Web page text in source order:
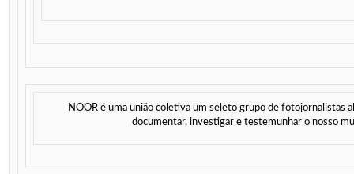
NOOR é uma união coletiva um seleto grupo de fotojornalistas
documentar, investigar e testemunhar o nosso